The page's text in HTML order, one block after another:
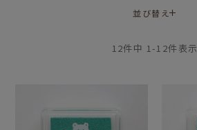
並び替え
12件中 1 -12件表示